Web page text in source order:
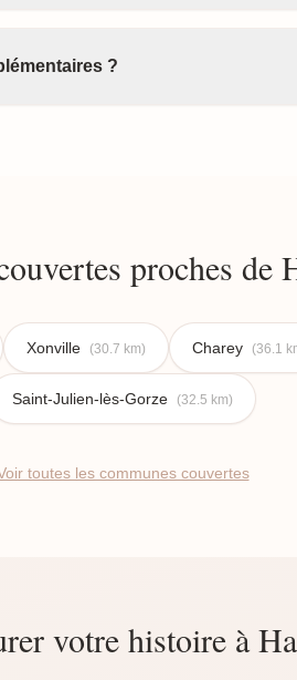
?
proches de
Xonville (30.7 km) Charey (36.1
Saint-Julien-lès-Gorze (32.5 km)
toutes les communes couvertes
votre histoire à